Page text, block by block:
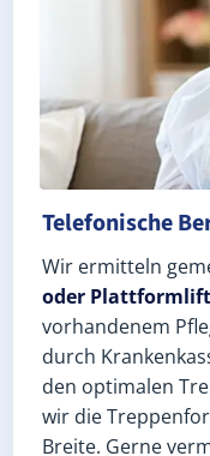
Telefonische
Wir ermitteln
oder Plattformlift
vorhandenem
durch
den optimalen
wir die
Breite. Gerne